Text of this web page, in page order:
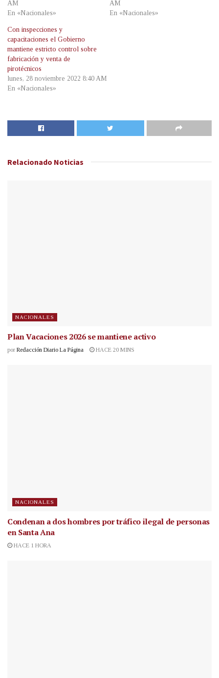
AM
En «Nacionales»
AM
En «Nacionales»
Con inspecciones y
capacitaciones el Gobierno
mantiene estricto control sobre
fabricación y venta de
pirotécnicos
lunes, 28 noviembre 2022 8:40 AM
En «Nacionales»
Relacionado Noticias
NACIONALES
Plan Vacaciones 2026 se mantiene activo
por Redacción Diario La Página HACE 20 MINS
NACIONALES
Condenan a dos hombres por tráfico ilegal de personas
en Santa Ana
HACE 1 HORA